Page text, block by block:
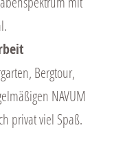
Bergtour,
NAVUM
privat viel Spaß.